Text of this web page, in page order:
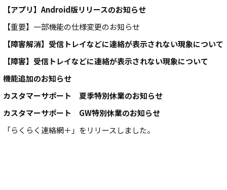
【アプリ】Android版リリースのお知らせ
【重要】一部機能の仕様変更のお知らせ
【障害解消】受信トレイなどに連絡が表示されない現象について
【障害】受信トレイなどに連絡が表示されない現象について
機能追加のお知らせ
カスタマーサポート 夏季特別休業のお知らせ
カスタマーサポート GW特別休業のお知らせ
「らくらく連絡網＋」をリリースしました。